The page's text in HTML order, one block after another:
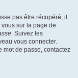
pas être récupéré, il
sur la page de
. Suivez les
vous connecter.
mot de passe, contactez